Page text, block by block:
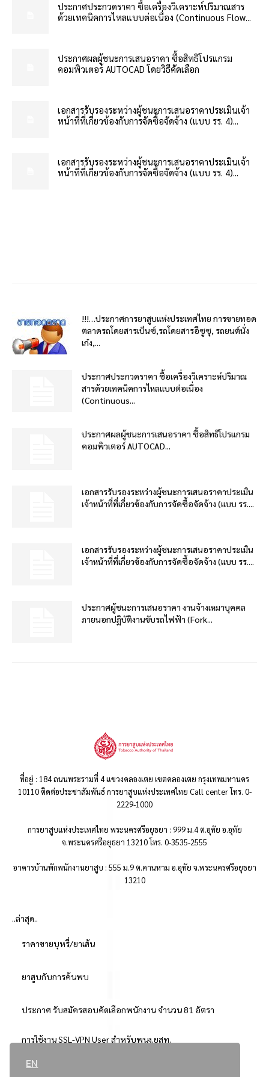
EN
ประกาศประกวดราคา ซื้อเครื่องวิเคราะห์ปริมาณสาร
ด้วยเทคนิคการไหลแบบต่อเนื่อง (Continuous Flow...
ประกาศผลผู้ชนะการเสนอราคา ซื้อสิทธิโปรแกรม
คอมพิวเตอร์ AUTOCAD โดยวิธีคัดเลือก
เอกสารรับรองระหว่างผู้ชนะการเสนอราคาประเมินเจ้า
หน้าที่ที่เกี่ยวข้องกับการจัดซื้อจัดจ้าง (แบบ รร. 4)...
เอกสารรับรองระหว่างผู้ชนะการเสนอราคาประเมินเจ้า
หน้าที่ที่เกี่ยวข้องกับการจัดซื้อจัดจ้าง (แบบ รร. 4)...
!!!…ประกาศการยาสูบแห่งประเทศไทย การขายทอด
ตลาดรถโดยสารเบ็นซ์,รถโดยสารอีซูซุ, รถยนต์นั่ง
เก๋ง,...
ประกาศประกวดราคา ซื้อเครื่องวิเคราะห์ปริมาณ
สารด้วยเทคนิคการไหลแบบต่อเนื่อง
(Continuous...
ประกาศผลผู้ชนะการเสนอราคา ซื้อสิทธิโปรแกรม
คอมพิวเตอร์ AUTOCAD...
เอกสารรับรองระหว่างผู้ชนะการเสนอราคาประเมิน
เจ้าหน้าที่ที่เกี่ยวข้องกับการจัดซื้อจัดจ้าง (แบบ รร....
เอกสารรับรองระหว่างผู้ชนะการเสนอราคาประเมิน
เจ้าหน้าที่ที่เกี่ยวข้องกับการจัดซื้อจัดจ้าง (แบบ รร....
ประกาศผู้ชนะการเสนอราคา งานจ้างเหมาบุคคล
ภายนอกปฏิบัติงานขับรถไฟฟ้า (Fork...
ที่อยู่ : 184 ถนนพระรามที่ 4 แขวงคลองเตย เขตคลองเตย กรุงเทพมหานคร
10110 ติดต่อประชาสัมพันธ์ การยาสูบแห่งประเทศไทย Call center โทร. 0-
2229-1000
การยาสูบแห่งประเทศไทย พระนครศรีอยุธยา : 999 ม.4 ต.อุทัย อ.อุทัย
จ.พระนครศรีอยุธยา 13210 โทร. 0-3535-2555
อาคารบ้านพักพนักงานยาสูบ : 555 ม.9 ต.คานหาม อ.อุทัย จ.พระนครศรีอยุธยา
13210
..ล่าสุด..
ราคาขายบุหรี่/ยาเส้น
ยาสูบกับการค้นพบ
ประกาศ รับสมัครสอบคัดเลือกพนักงาน จำนวน 81 อัตรา
การใช้งาน SSL-VPN User สำหรับพนง.ยสท.
..ยอดนิยม..